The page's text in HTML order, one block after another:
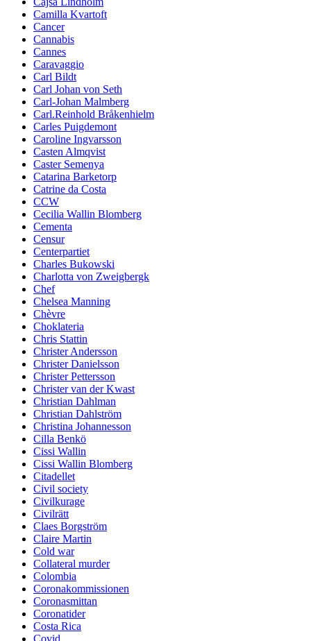
Camilla Kvartoft
Cancer
Cannabis
Cannes
Caravaggio
Carl Bildt
Carl Johan von Seth
Carl-Johan Malmberg
Carl.Reinhold Bråkenhielm
Carles Puigdemont
Caroline Ingvarsson
Casten Almqvist
Caster Semenya
Catarina Barketorp
Catrine da Costa
CCW
Cecilia Wallin Blomberg
Cementa
Censur
Centerpartiet
Charles Bukowski
Charlotta von Zweigbergk
Chef
Chelsea Manning
Chèvre
Choklateria
Chris Stattin
Christer Andersson
Christer Danielsson
Christer Pettersson
Christer van der Kwast
Christian Dahlman
Christian Dahlström
Christina Johannesson
Cilla Benkö
Cissi Wallin
Cissi Wallin Blomberg
Citadellet
Civil society
Civilkurage
Civilrätt
Claes Borgström
Claire Martin
Cold war
Collateral murder
Colombia
Coronakommissionen
Coronasmittan
Coronatider
Costa Rica
Covid